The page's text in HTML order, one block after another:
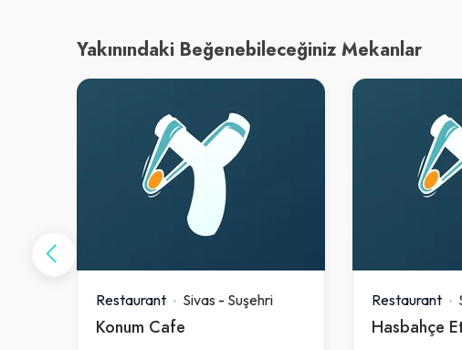
Yakınındaki Beğenebileceğiniz Mekanlar
Restaurant Sivas - Suşehri
Konum Cafe
Restaurant
Hasbahçe